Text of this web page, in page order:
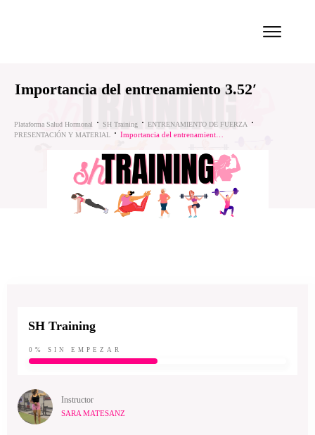
Importancia del entrenamiento 3.52′
Plataforma Salud Hormonal SH Training
ENTRENAMIENTO DE FUERZA
PRESENTACIÓN Y MATERIAL
SH Training
0% SIN EMPEZAR
Instructor
SARA MATESANZ